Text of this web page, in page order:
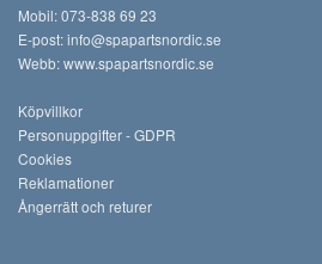
Mobil: 073-838 69 23
E-post:info@spapartsnordic.se
Webb:www.spapartsnordic.se
Köpvillkor
Personuppgifter - GDPR
Cookies
Reklamationer
Ångerrätt och returer